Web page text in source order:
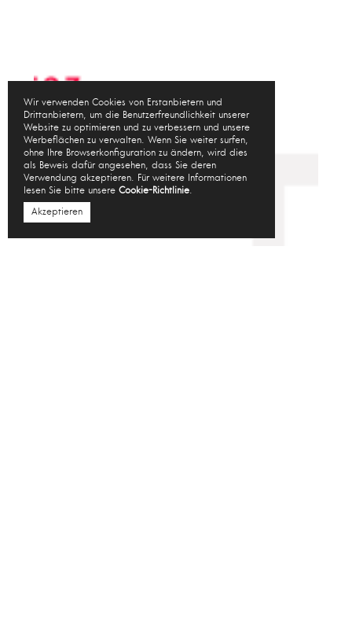
Wir verwenden Cookies von Erstanbietern und
Drittanbietern, um die Benutzerfreundlichkeit unserer
Website zu optimieren und zu verbessern und unsere
Werbeflächen zu verwalten. Wenn Sie weiter surfen,
ohne Ihre Browserkonfiguration zu ändern, wird dies
als Beweis dafür angesehen, dass Sie deren
Verwendung akzeptieren. Für weitere Informationen
lesen Sie bitte unsere Cookie-Richtlinie.
Akzeptieren